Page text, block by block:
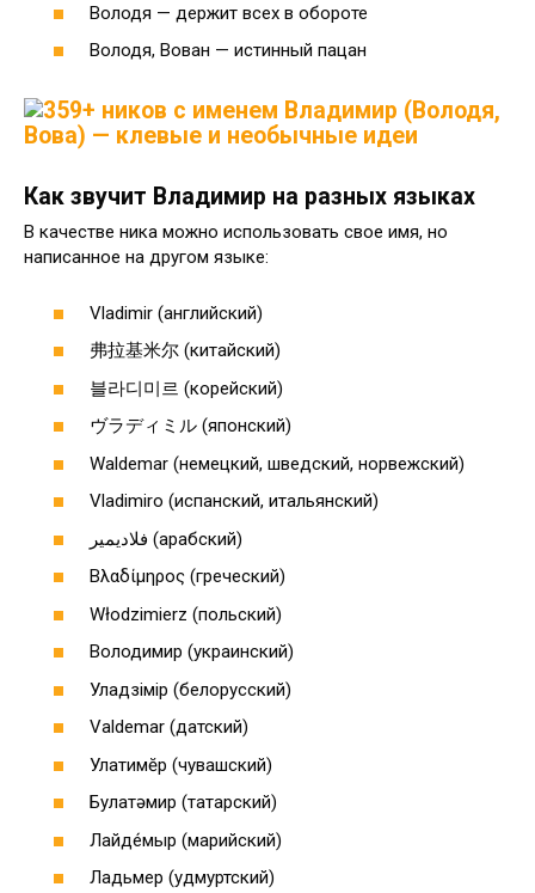
Володя — держит всех в обороте
Володя, Вован — истинный пацан
Как звучит Владимир на разных языках
В качестве ника можно использовать свое имя, но
написанное на другом языке:
Vladimir (английский)
弗拉基米尔 (китайский)
블라디미르 (корейский)
ヴラディミル (японский)
Waldemar (немецкий, шведский, норвежский)
Vladimiro (испанский, итальянский)
فلاديمير (арабский)
Βλαδίμηρος (греческий)
Włodzimierz (польский)
Володимир (украинский)
Уладзімір (белорусский)
Valdemar (датский)
Улатимĕр (чувашский)
Булатәмир (татарский)
Лайде́мыр (марийский)
Ладьмер (удмуртский)